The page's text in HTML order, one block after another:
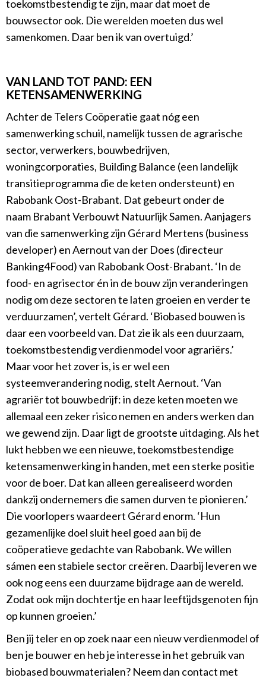
toekomstbestendig te zijn, maar dat moet de
bouwsector ook. Die werelden moeten dus wel
samenkomen. Daar ben ik van overtuigd.’
VAN LAND TOT PAND: EEN
KETENSAMENWERKING
Achter de Telers Coöperatie gaat nóg een
samenwerking schuil, namelijk tussen de agrarische
sector, verwerkers, bouwbedrijven,
woningcorporaties, Building Balance (een landelijk
transitieprogramma die de keten ondersteunt) en
Rabobank Oost-Brabant. Dat gebeurt onder de
naam Brabant Verbouwt Natuurlijk Samen. Aanjagers
van die samenwerking zijn Gérard Mertens (business
developer) en Aernout van der Does (directeur
Banking4Food) van Rabobank Oost-Brabant. ‘In de
food- en agrisector én in de bouw zijn veranderingen
nodig om deze sectoren te laten groeien en verder te
verduurzamen’, vertelt Gérard. ‘Biobased bouwen is
daar een voorbeeld van. Dat zie ik als een duurzaam,
toekomstbestendig verdienmodel voor agrariërs.’
Maar voor het zover is, is er wel een
systeemverandering nodig, stelt Aernout. ‘Van
agrariër tot bouwbedrijf: in deze keten moeten we
allemaal een zeker risico nemen en anders werken dan
we gewend zijn. Daar ligt de grootste uitdaging. Als het
lukt hebben we een nieuwe, toekomstbestendige
ketensamenwerking in handen, met een sterke positie
voor de boer. Dat kan alleen gerealiseerd worden
dankzij ondernemers die samen durven te pionieren.’
Die voorlopers waardeert Gérard enorm. ‘Hun
gezamenlijke doel sluit heel goed aan bij de
coöperatieve gedachte van Rabobank. We willen
sámen een stabiele sector creëren. Daarbij leveren we
ook nog eens een duurzame bijdrage aan de wereld.
Zodat ook mijn dochtertje en haar leeftijdsgenoten fijn
op kunnen groeien.’
Ben jij teler en op zoek naar een nieuw verdienmodel of
ben je bouwer en heb je interesse in het gebruik van
biobased bouwmaterialen? Neem dan contact met